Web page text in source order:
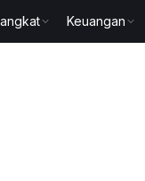
Keuangan